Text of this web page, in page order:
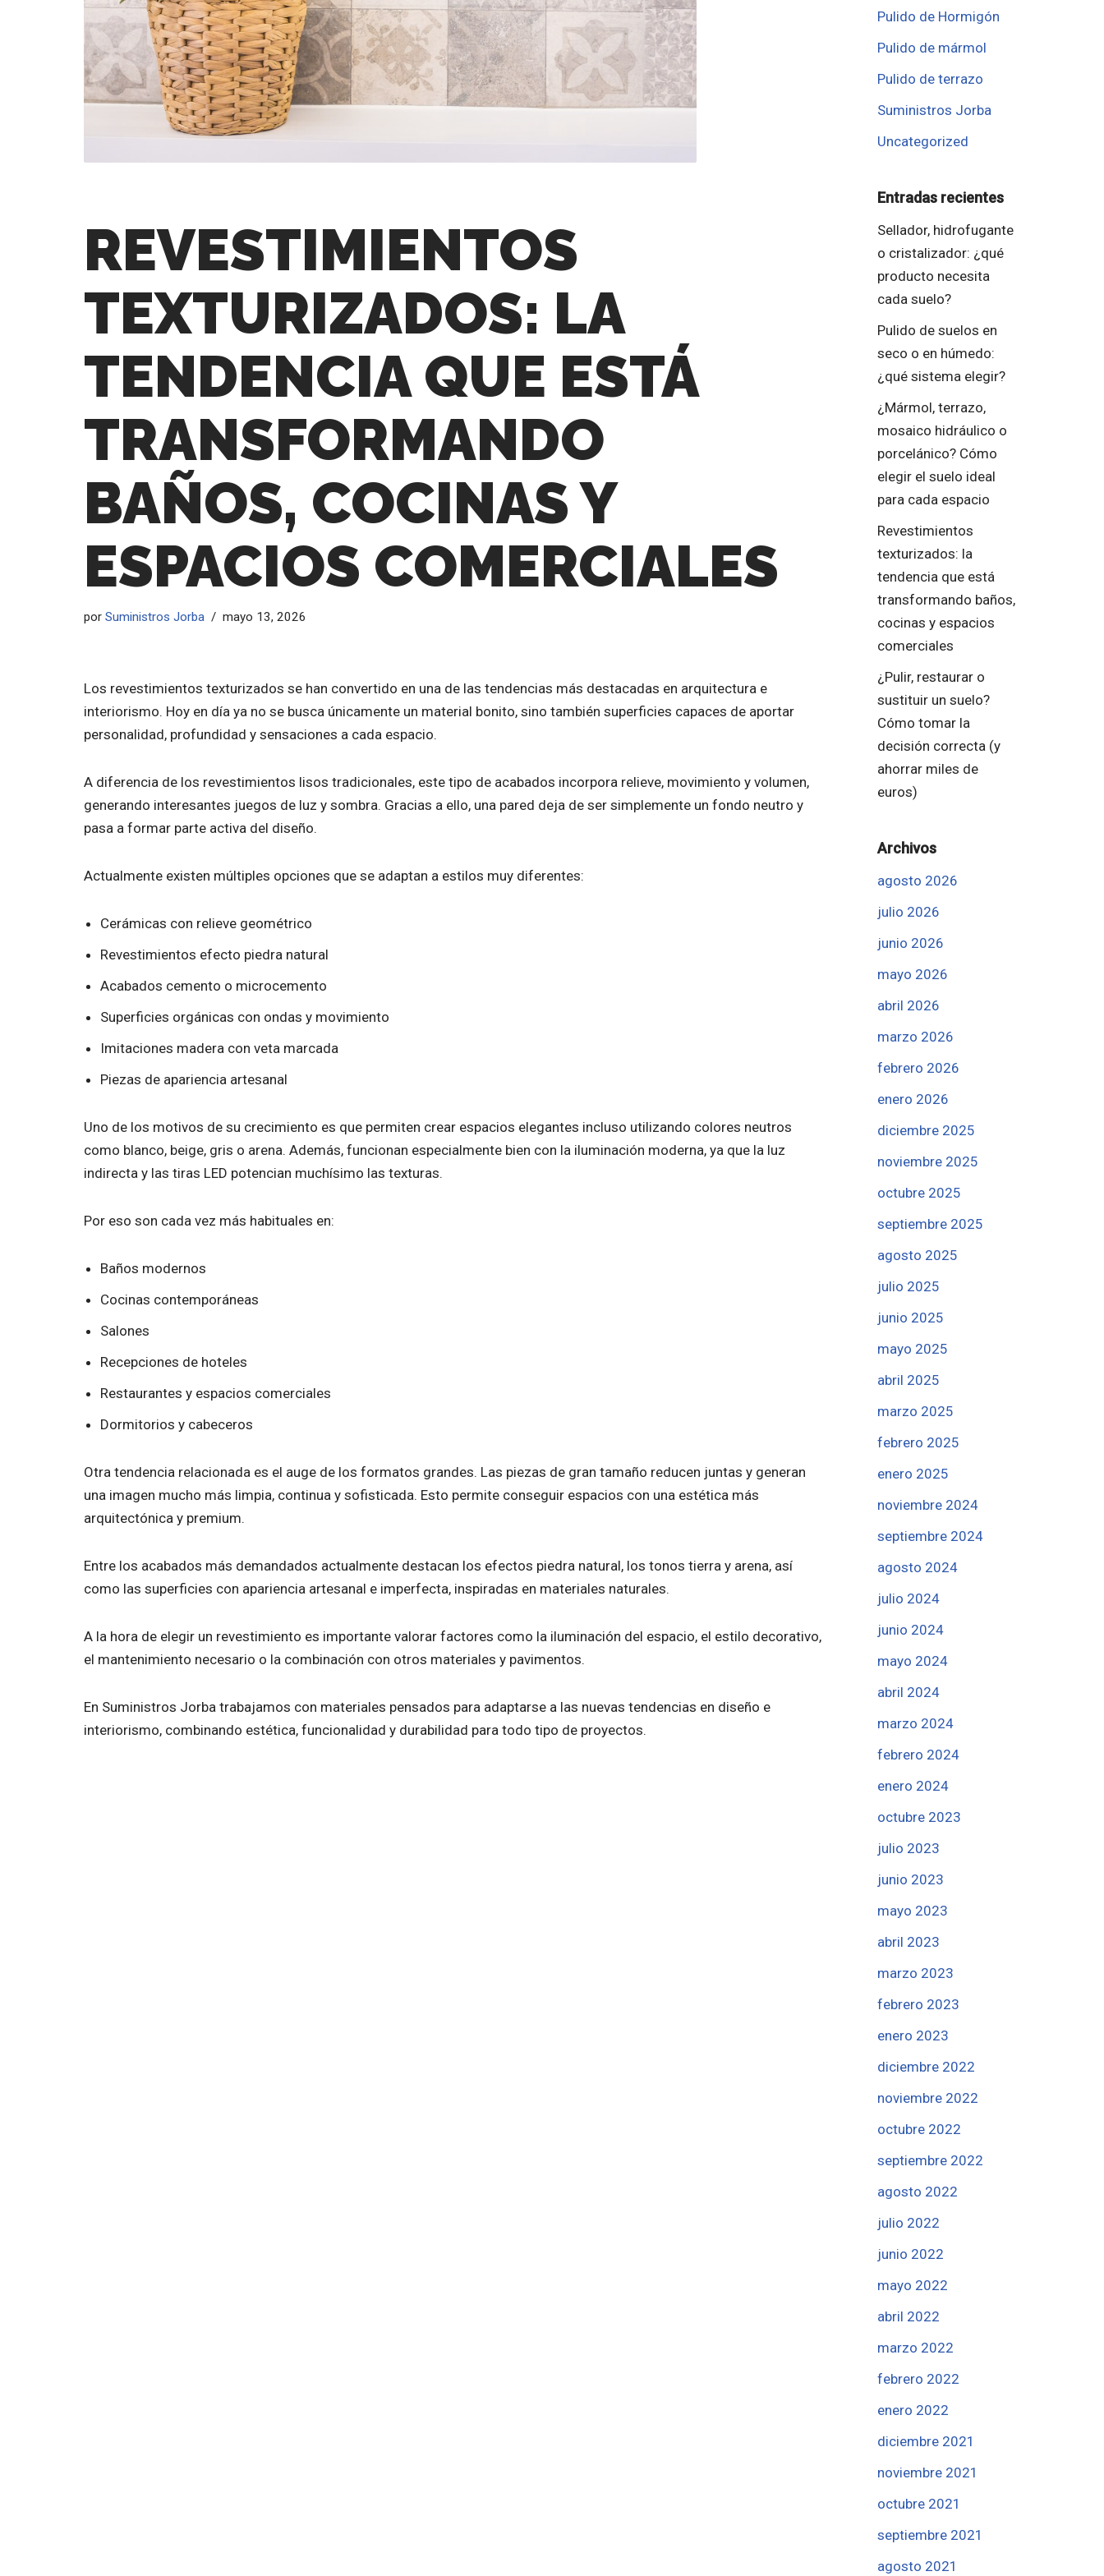
REVESTIMIENTOS
TEXTURIZADOS: LA
TENDENCIA QUE ESTÁ
TRANSFORMANDO
BAÑOS, COCINAS Y
ESPACIOS COMERCIALES
por Suministros Jorba mayo 13, 2026
Los revestimientos texturizados se han convertido en una de las tendencias más destacadas en arquitectura e
interiorismo. Hoy en día ya no se busca únicamente un material bonito, sino también superficies capaces de aportar
personalidad, profundidad y sensaciones a cada espacio.
A diferencia de los revestimientos lisos tradicionales, este tipo de acabados incorpora relieve, movimiento y volumen,
generando interesantes juegos de luz y sombra. Gracias a ello, una pared deja de ser simplemente un fondo neutro y
pasa a formar parte activa del diseño.
Actualmente existen múltiples opciones que se adaptan a estilos muy diferentes:
Cerámicas con relieve geométrico
Revestimientos efecto piedra natural
Acabados cemento o microcemento
Superficies orgánicas con ondas y movimiento
Imitaciones madera con veta marcada
Piezas de apariencia artesanal
Uno de los motivos de su crecimiento es que permiten crear espacios elegantes incluso utilizando colores neutros
como blanco, beige, gris o arena. Además, funcionan especialmente bien con la iluminación moderna, ya que la luz
indirecta y las tiras LED potencian muchísimo las texturas.
Por eso son cada vez más habituales en:
Baños modernos
Cocinas contemporáneas
Salones
Recepciones de hoteles
Restaurantes y espacios comerciales
Dormitorios y cabeceros
Otra tendencia relacionada es el auge de los formatos grandes. Las piezas de gran tamaño reducen juntas y generan
una imagen mucho más limpia, continua y sofisticada. Esto permite conseguir espacios con una estética más
arquitectónica y premium.
Entre los acabados más demandados actualmente destacan los efectos piedra natural, los tonos tierra y arena, así
como las superficies con apariencia artesanal e imperfecta, inspiradas en materiales naturales.
A la hora de elegir un revestimiento es importante valorar factores como la iluminación del espacio, el estilo decorativo,
el mantenimiento necesario o la combinación con otros materiales y pavimentos.
En Suministros Jorba trabajamos con materiales pensados para adaptarse a las nuevas tendencias en diseño e
interiorismo, combinando estética, funcionalidad y durabilidad para todo tipo de proyectos.
Pulido de Hormigón
Pulido de mármol
Pulido de terrazo
Suministros Jorba
Uncategorized
Entradas recientes
Sellador, hidrofugante
o cristalizador: ¿qué
producto necesita
cada suelo?
Pulido de suelos en
seco o en húmedo:
¿qué sistema elegir?
¿Mármol, terrazo,
mosaico hidráulico o
porcelánico? Cómo
elegir el suelo ideal
para cada espacio
Revestimientos
texturizados: la
tendencia que está
transformando baños,
cocinas y espacios
comerciales
¿Pulir, restaurar o
sustituir un suelo?
Cómo tomar la
decisión correcta (y
ahorrar miles de
euros)
Archivos
agosto 2026
julio 2026
junio 2026
mayo 2026
abril 2026
marzo 2026
febrero 2026
enero 2026
diciembre 2025
noviembre 2025
octubre 2025
septiembre 2025
agosto 2025
julio 2025
junio 2025
mayo 2025
abril 2025
marzo 2025
febrero 2025
enero 2025
noviembre 2024
septiembre 2024
agosto 2024
julio 2024
junio 2024
mayo 2024
abril 2024
marzo 2024
febrero 2024
enero 2024
octubre 2023
julio 2023
junio 2023
mayo 2023
abril 2023
marzo 2023
febrero 2023
enero 2023
diciembre 2022
noviembre 2022
octubre 2022
septiembre 2022
agosto 2022
julio 2022
junio 2022
mayo 2022
abril 2022
marzo 2022
febrero 2022
enero 2022
diciembre 2021
noviembre 2021
octubre 2021
septiembre 2021
agosto 2021